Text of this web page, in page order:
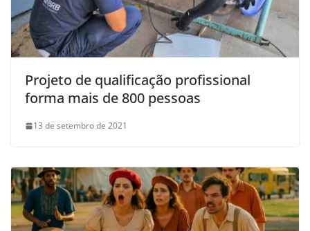
Projeto de qualificação profissional
forma mais de 800 pessoas
13 de setembro de 2021